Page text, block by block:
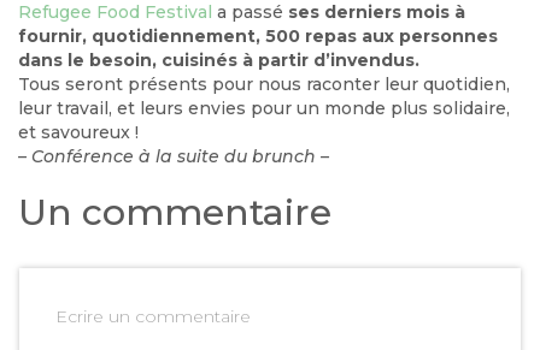
Refugee Food Festival a passé ses derniers mois à
fournir, quotidiennement, 500 repas aux personnes
dans le besoin, cuisinés à partir d’invendus.
Tous seront présents pour nous raconter leur quotidien,
leur travail, et leurs envies pour un monde plus solidaire,
et savoureux !
– Conférence à la suite du brunch –
Un commentaire
Ecrire un commentaire